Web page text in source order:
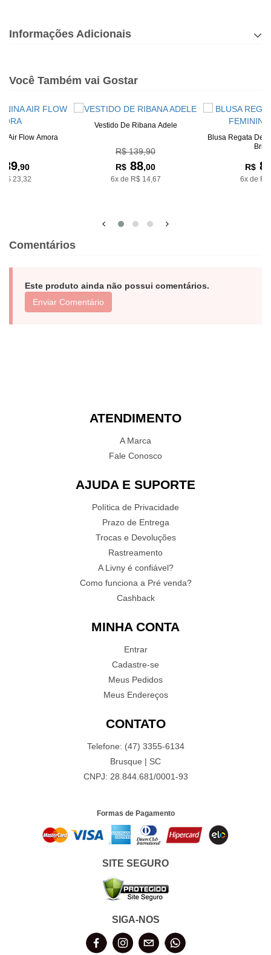
Informações Adicionais
Você Também vai Gostar
Air Flow Amora
,90
23,32
Vestido De Ribana Adele
R$ 139,90
R$ 88,00
6x de R$ 14,67
Blusa Regata De
R$
6x de
Comentários
Este produto ainda não possui comentários.
Enviar Comentário
ATENDIMENTO
A Marca
Fale Conosco
AJUDA E SUPORTE
Política de Privacidade
Prazo de Entrega
Trocas e Devoluções
Rastreamento
A Livny é confiável?
Como funciona a Pré venda?
Cashback
MINHA CONTA
Entrar
Cadastre-se
Meus Pedidos
Meus Endereços
CONTATO
Telefone: (47) 3355-6134
Brusque | SC
CNPJ: 28.844.681/0001-93
Formas de Pagamento
SITE SEGURO
SIGA-NOS